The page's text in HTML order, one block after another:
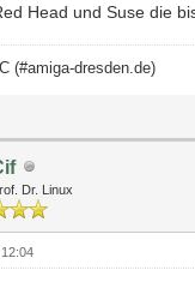
Head und Suse die
(#amiga-dresden.de)
Dr. Linux